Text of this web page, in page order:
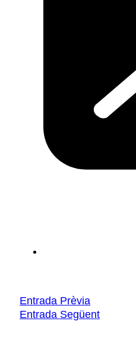
Entrada Prèvia
Entrada Següent